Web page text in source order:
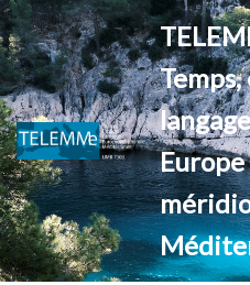
Aller
au
contenu
Temps,
Europe